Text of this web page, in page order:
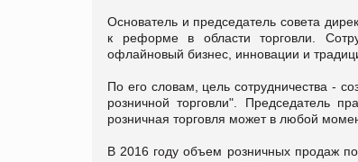
Основатель и председатель совета
к реформе в области торговли.
офлайновый бизнес, инновации и
По его словам, цель сотрудничества -
розничной торговли". Председатель
розничная торговля может в любой
В 2016 году объем розничных продаж